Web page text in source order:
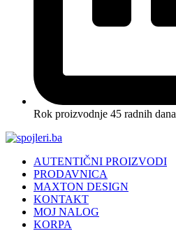
Rok proizvodnje 45 radnih dana
AUTENTIČNI PROIZVODI
PRODAVNICA
MAXTON DESIGN
KONTAKT
MOJ NALOG
KORPA